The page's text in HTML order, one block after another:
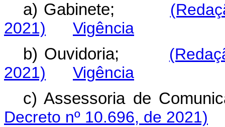
a) Gabinete;
2021)
Vigência
b) Ouvidoria;
2021)
Vigência
c) Assessoria de
Decreto nº 10.696, de 2021)